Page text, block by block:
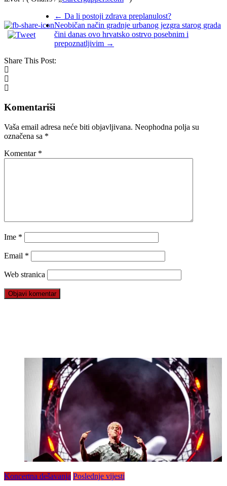
← Da li postoji zdrava preplanulost?
Neobičan način gradnje urbanog jezgra starog grada
čini danas ovo hrvatsko ostrvo posebnim i
prepoznatljivim →
Share This Post:
Komentariši
Vaša email adresa neće biti objavljivana. Neophodna polja su
označena sa *
Komentar *
Ime *
Email *
Web stranica
Koncertna dešavanja Poslednje vijesti